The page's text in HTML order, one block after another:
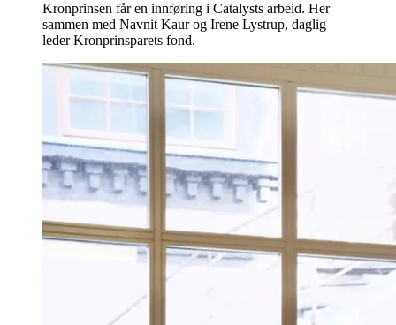
Kronprinsen får en innføring i Catalysts arbeid. Her
sammen med Navnit Kaur og Irene Lystrup, daglig
leder Kronprinsparets fond.